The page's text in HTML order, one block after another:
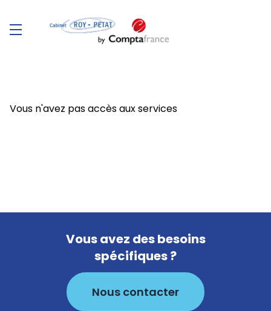
Vous n'avez pas accès aux services
Vous avez des besoins
spécifiques ?
Nous contacter